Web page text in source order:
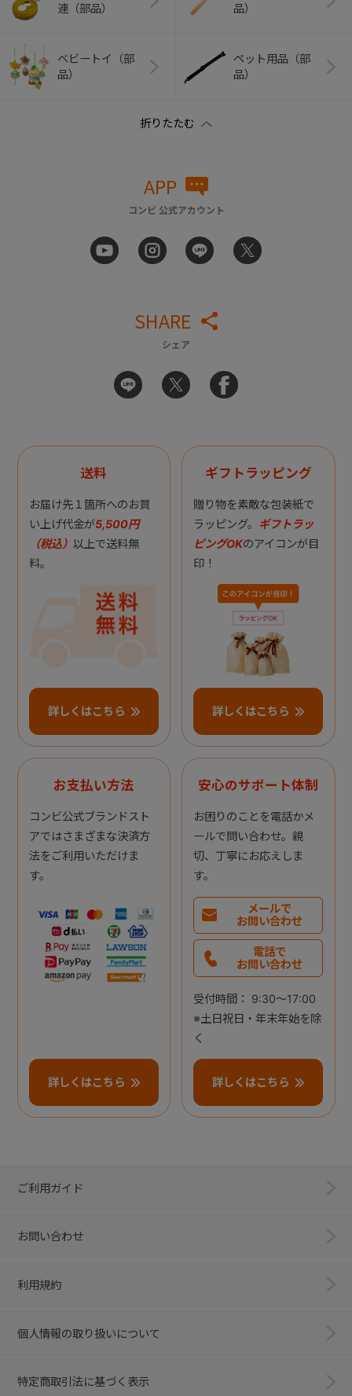
連（部品）
品）
ベビートイ（部
品）
ペット用品（部
品）
APP
コンビ 公式アカウント
SHARE
シェア
送料
お届け先１箇所へのお買
い上げ代金が5,500円
（税込） 以上で送料無
料。
詳しくはこちら
ギフトラッピング
贈り物を素敵な包装紙で
ラッピング。 ギフトラッ
ピングOKのアイコンが目
印！
詳しくはこちら
お支払い方法
コンビ公式ブランドスト
アではさまざまな決済方
法をご利用いただけま
す。
詳しくはこちら
安心のサポート体制
お困りのことを電話かメ
ールで問い合わせ。親
切、丁寧にお応えしま
す。
メールで
お問い合わせ
電話で
お問い合わせ
受付時間： 9:30～17:00
※土日祝日・年末年始を除
く
詳しくはこちら
ご利用ガイド
お問い合わせ
利用規約
個人情報の取り扱いについて
特定商取引法に基づく表示